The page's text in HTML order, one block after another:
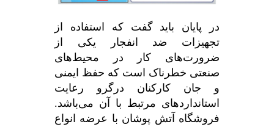
در پایان باید گفت که استفاده از
تجهیزات ضد انفجار یکی از
ضرورت‌های کار در محیط‌های
صنعتی خطرناک است که حفظ ایمنی
و جان کارکنان درگرو رعایت
استانداردهای مرتبط با آن می‌باشد.
فروشگاه آتش پوشان با عرضه انواع